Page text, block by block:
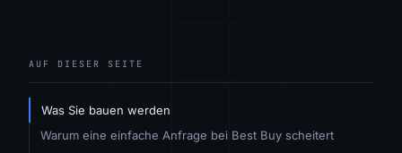
AUF DIESER SEITE
Was Sie bauen werden
Warum eine einfache Anfrage bei Best Buy scheitert